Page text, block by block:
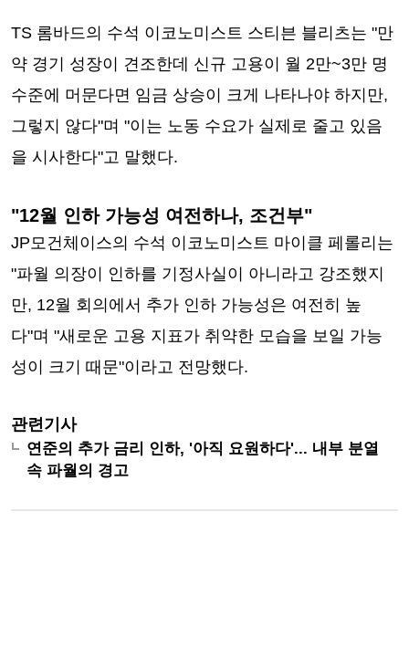
TS 롬바드의 수석 이코노미스트 스티븐 블리츠는 "만
약 경기 성장이 견조한데 신규 고용이 월 2만~3만 명
수준에 머문다면 임금 상승이 크게 나타나야 하지만,
그렇지 않다"며 "이는 노동 수요가 실제로 줄고 있음
을 시사한다"고 말했다.
"12월 인하 가능성 여전하나, 조건부"
JP모건체이스의 수석 이코노미스트 마이클 페롤리는
"파월 의장이 인하를 기정사실이 아니라고 강조했지
만, 12월 회의에서 추가 인하 가능성은 여전히 높
다"며 "새로운 고용 지표가 취약한 모습을 보일 가능
성이 크기 때문"이라고 전망했다.
관련기사
연준의 추가 금리 인하, '아직 요원하다'... 내부 분열
속 파월의 경고